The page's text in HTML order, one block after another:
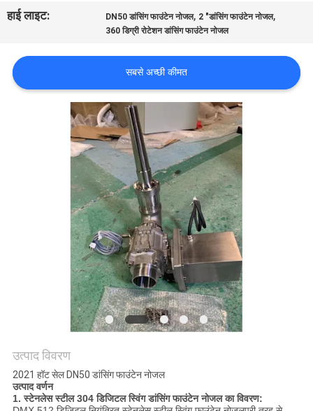
एक
की
विनती
PRIVACY
हाई लाइट:
DN50 डांसिंग फाउंटेन नोजल, 2 "डांसिंग फाउंटेन नोजल,
360 डिग्री रोटेशन डांसिंग फाउंटेन नोजल
सबसे अच्छी कीमत
उत्पाद विवरण
2021 हॉट सेल DN50 डांसिंग फाउंटेन नोजल
उत्पाद वर्णन
1. स्टेनलेस स्टील 304 डिजिटल स्विंग डांसिंग फाउंटेन नोजल का विवरण: